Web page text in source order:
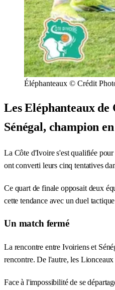
Éléphanteaux © Crédit
Les Eléphanteaux
Sénégal, champion
La Côte d'Ivoire s'est qualifiée
ont converti leurs cinq tentatives
Ce quart de finale opposait deux
cette tendance avec un duel
Un match fermé
La rencontre entre Ivoiriens et
rencontre. De l'autre, les
Face à l'impossibilité de se